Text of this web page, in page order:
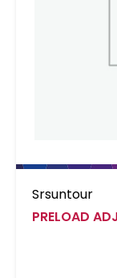
Srsuntour
PRELOAD